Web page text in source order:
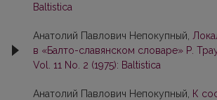
Baltistica
Анатолий Павлович Непокупный,
в «Балто-славянском словаре» Р.
Vol. 11 No. 2 (1975): Baltistica
Анатолий Павлович Непокупный,
К